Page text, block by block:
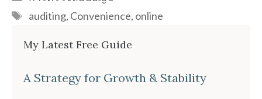
Tags
auditing, Convenience, online
My Latest Free Guide
A Strategy for Growth & Stability